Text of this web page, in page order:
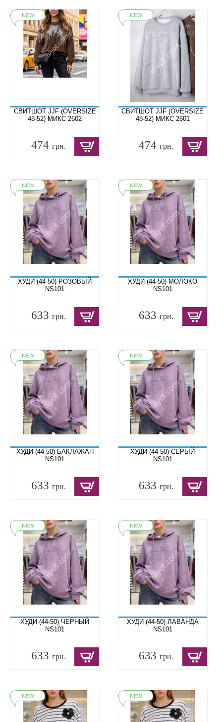
СВИТШОТ JJF (OVERSIZE
48-52) МИКС 2602
474 грн.
СВИТШОТ JJF (OVERSIZE
48-52) МИКС 2601
474грн.
ХУДИ (44-50) РОЗОВЫЙ
NS101
633 грн.
ХУДИ (44-50) МОЛОКО
NS101
633грн.
ХУДИ (44-50) БАКЛАЖАН
NS101
633 грн.
ХУДИ (44-50) СЕРЫЙ
NS101
633грн.
ХУДИ (44-50) ЧЕРНЫЙ
NS101
633 грн.
ХУДИ (44-50) ЛАВАНДА
NS101
633грн.